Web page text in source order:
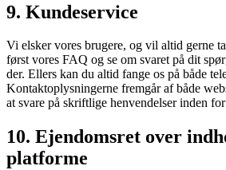
9. Kundeservice
Vi elsker vores brugere, og vil altid gerne
først vores FAQ og se om svaret på dit
der. Ellers kan du altid fange os på både
Kontaktoplysningerne fremgår af både
at svare på skriftlige henvendelser inden
10. Ejendomsret over
platforme